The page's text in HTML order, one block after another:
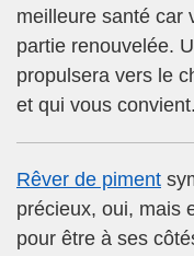
meilleure santé car
partie renouvelée.
propulsera vers le
et qui vous convient.
Rêver de piment
précieux, oui, mais
pour être à ses